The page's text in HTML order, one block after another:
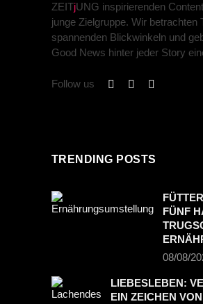
ZEITjUNG inspirierenden
junge Zielgruppe. Wir betrachten
spannenden Blickwinkeln und
Good News hinter jeder Story
Follow us
TRENDING POSTS
FÜNF
08/08/
LIEBESLEBEN:
EIN ZEICHEN